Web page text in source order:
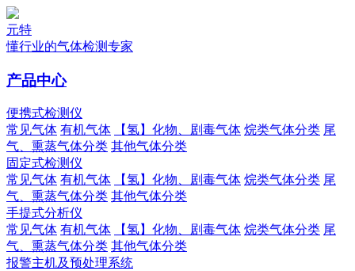
元特
懂行业的气体检测专家
产品中心
便携式检测仪
常见气体 有机气体 【氢】化物、剧毒气体 烷类气体分类 尾
气、熏蒸气体分类 其他气体分类
固定式检测仪
常见气体 有机气体 【氢】化物、剧毒气体 烷类气体分类 尾
气、熏蒸气体分类 其他气体分类
手提式分析仪
常见气体 有机气体 【氢】化物、剧毒气体 烷类气体分类 尾
气、熏蒸气体分类 其他气体分类
报警主机及预处理系统